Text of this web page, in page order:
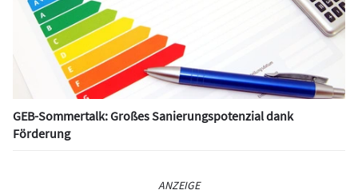
GEB-Sommertalk: Großes Sanierungspotenzial dank
Förderung
ANZEIGE